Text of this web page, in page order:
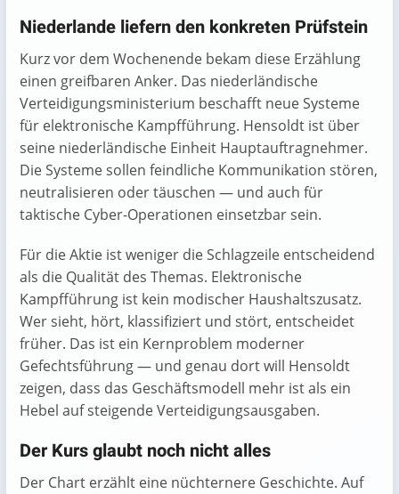
Niederlande liefern den konkreten Prüfstein
Kurz vor dem Wochenende bekam diese Erzählung
einen greifbaren Anker. Das niederländische
Verteidigungsministerium beschafft neue Systeme
für elektronische Kampfführung. Hensoldt ist über
seine niederländische Einheit Hauptauftragnehmer.
Die Systeme sollen feindliche Kommunikation stören,
neutralisieren oder täuschen — und auch für
taktische Cyber-Operationen einsetzbar sein.
Für die Aktie ist weniger die Schlagzeile entscheidend
als die Qualität des Themas. Elektronische
Kampfführung ist kein modischer Haushaltszusatz.
Wer sieht, hört, klassifiziert und stört, entscheidet
früher. Das ist ein Kernproblem moderner
Gefechtsführung — und genau dort will Hensoldt
zeigen, dass das Geschäftsmodell mehr ist als ein
Hebel auf steigende Verteidigungsausgaben.
Der Kurs glaubt noch nicht alles
Der Chart erzählt eine nüchternere Geschichte. Auf